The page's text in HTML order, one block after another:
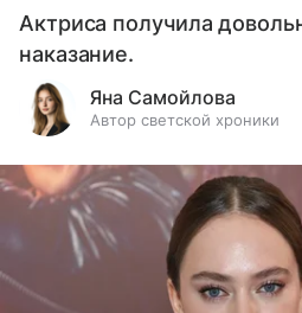
Актриса получила
наказание.
Яна Самойлова
Автор светской хроники